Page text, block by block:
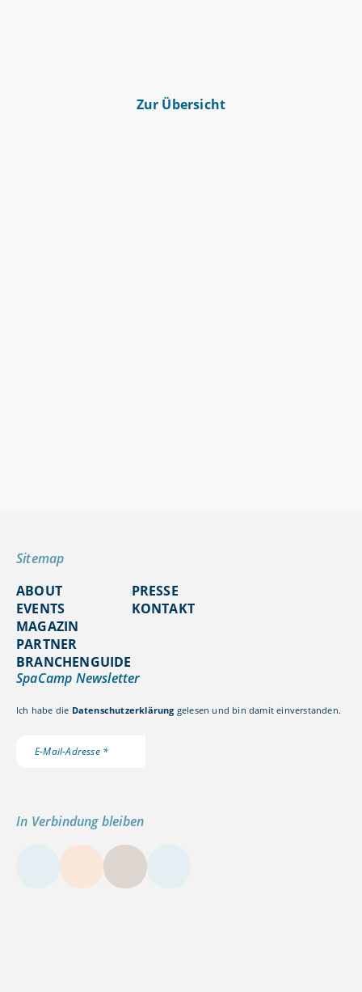
Zur Übersicht
Sitemap
ABOUT
EVENTS
MAGAZIN
PARTNER
BRANCHENGUIDE
PRESSE
KONTAKT
SpaCamp Newsletter
Ich habe die Datenschutzerklärung gelesen und bin damit einverstanden.
In Verbindung bleiben
LinkedIn
Instagram
YouTubeKontakt